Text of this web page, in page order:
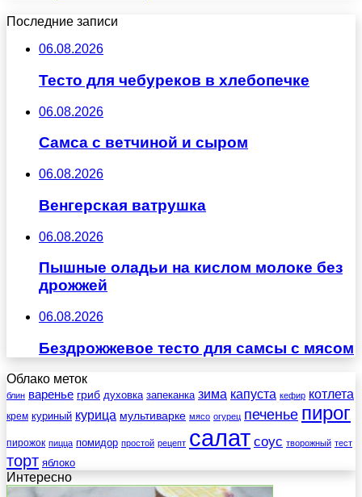
Последние записи
06.08.2026
Тесто для чебуреков в хлебопечке
06.08.2026
Самса с ветчиной и сыром
06.08.2026
Венгерская ватрушка
06.08.2026
Пышные оладьи на кислом молоке без
дрожжей
06.08.2026
Бездрожжевое тесто для самсы с мясом
Облако меток
блин варенье гриб духовка запеканка зима капуста кефир котлета
крем куриный курица мультиварке мясо огурец печенье пирог
пирожок пицца помидор простой рецепт салат соус творожный тест
торт яблоко
Интересно